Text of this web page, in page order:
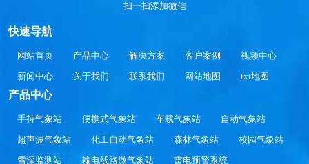
扫一扫添加微信
快速导航
网站首页 产品中心 解决方案 客户案例
视频中心
新闻中心
关于我们 联系我们 网站地图 txt地图
产品中心
手持气象站 便携式气象站 车载气象站
自动气象站
超声波气象站
化工自动气象站 森林气象站
校园气象站
雪深监测站
输电线路微气象站 雷电预警系统